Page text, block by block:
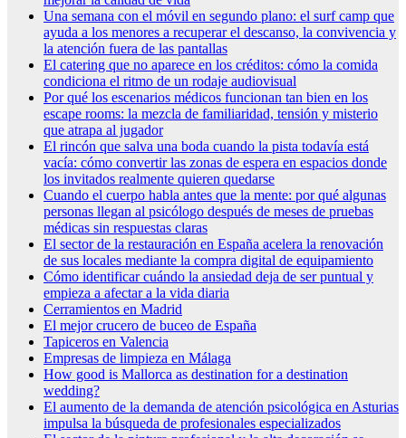
Una semana con el móvil en segundo plano: el surf camp que
ayuda a los menores a recuperar el descanso, la convivencia y
la atención fuera de las pantallas
El catering que no aparece en los créditos: cómo la comida
condiciona el ritmo de un rodaje audiovisual
Por qué los escenarios médicos funcionan tan bien en los
escape rooms: la mezcla de familiaridad, tensión y misterio
que atrapa al jugador
El rincón que salva una boda cuando la pista todavía está
vacía: cómo convertir las zonas de espera en espacios donde
los invitados realmente quieren quedarse
Cuando el cuerpo habla antes que la mente: por qué algunas
personas llegan al psicólogo después de meses de pruebas
médicas sin respuestas claras
El sector de la restauración en España acelera la renovación
de sus locales mediante la compra digital de equipamiento
Cómo identificar cuándo la ansiedad deja de ser puntual y
empieza a afectar a la vida diaria
Cerramientos en Madrid
El mejor crucero de buceo de España
Tapiceros en Valencia
Empresas de limpieza en Málaga
How good is Mallorca as destination for a destination
wedding?
El aumento de la demanda de atención psicológica en Asturias
impulsa la búsqueda de profesionales especializados